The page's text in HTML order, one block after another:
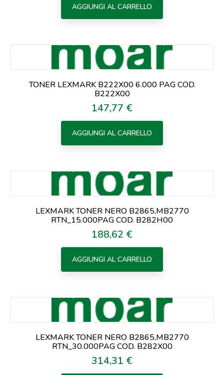
AGGIUNGI AL CARRELLO
TONER LEXMARK B222X00 6.000 PAG COD.
B222X00
Prezzo
147,77 €
AGGIUNGI AL CARRELLO
LEXMARK TONER NERO B2865,MB2770
RTN_15.000PAG COD. B282H00
Prezzo
188,62 €
AGGIUNGI AL CARRELLO
LEXMARK TONER NERO B2865,MB2770
RTN_30.000PAG COD. B282X00
Prezzo
314,31 €